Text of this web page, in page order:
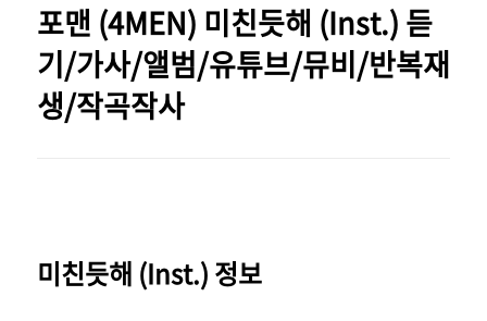
포맨 (4MEN) 미친듯해 (Inst.) 듣
기/가사/앨범/유튜브/뮤비/반복재
생/작곡작사
미친듯해 (Inst.) 정보